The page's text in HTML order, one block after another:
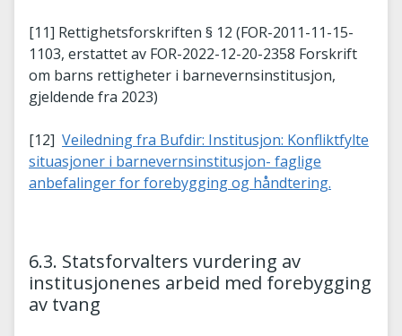
[11] Rettighetsforskriften § 12 (FOR-2011-11-15-
1103, erstattet av FOR-2022-12-20-2358 Forskrift
om barns rettigheter i barnevernsinstitusjon,
gjeldende fra 2023)
[12] Veiledning fra Bufdir: Institusjon: Konfliktfylte
situasjoner i barnevernsinstitusjon- faglige
anbefalinger for forebygging og håndtering.
6.3. Statsforvalters vurdering av
institusjonenes arbeid med forebygging
av tvang